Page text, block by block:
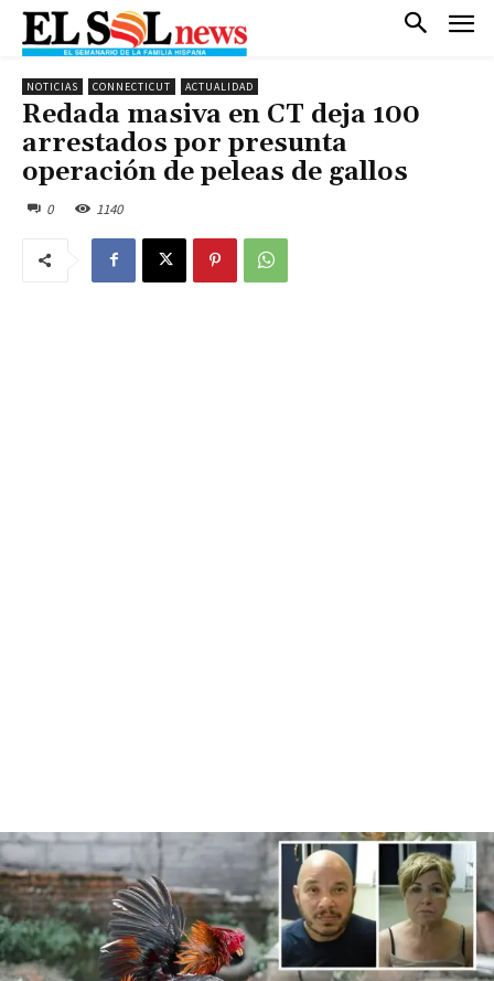
NOTICIAS CONNECTICUT ACTUALIDAD
Redada masiva en CT deja 100
arrestados por presunta
operación de peleas de gallos
0 1140